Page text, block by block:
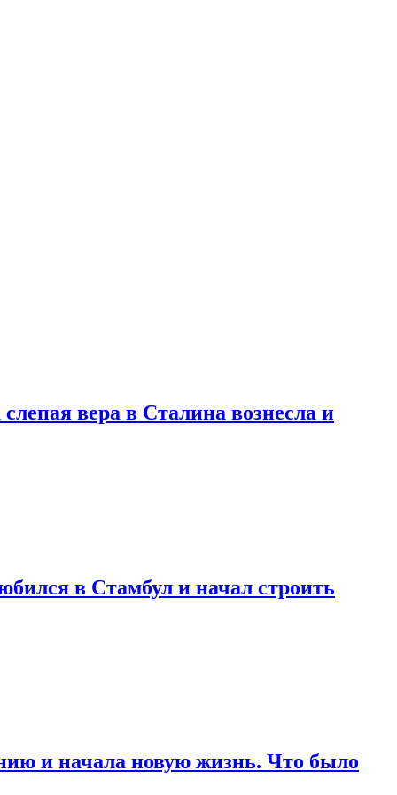
вера в Сталина вознесла и
в Стамбул и начал строить
и начала новую жизнь. Что было